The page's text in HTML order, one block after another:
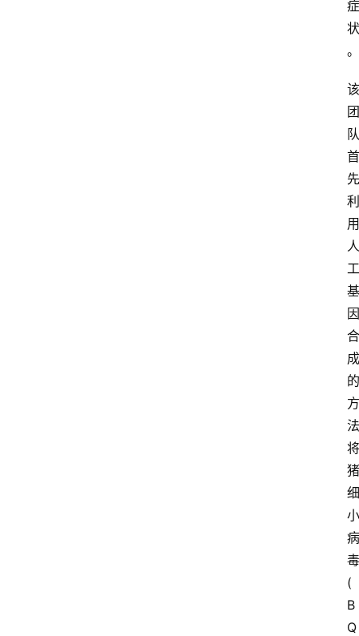
症
状
。
该
团
队
首
先
利
用
人
工
基
因
合
成
的
方
法
将
猪
细
小
病
毒
(
B
Q